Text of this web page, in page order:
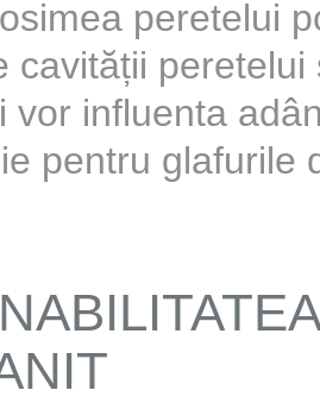
peretelui
cavității peretelui
vor influenta
pentru glafurile